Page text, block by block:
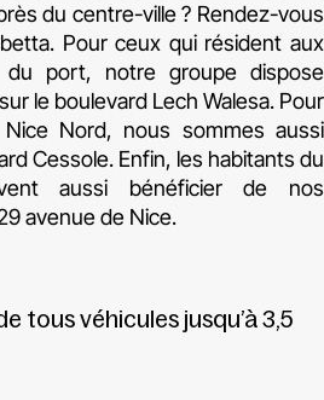
du centre-ville ? Rendez-vous
Pour ceux qui résident aux
du port, notre groupe dispose
le boulevard Lech Walesa. Pour
Nord, nous sommes aussi
Cessole. Enfin, les habitants du
aussi bénéficier de nos
avenue de Nice.
tous véhicules jusqu’à 3,5